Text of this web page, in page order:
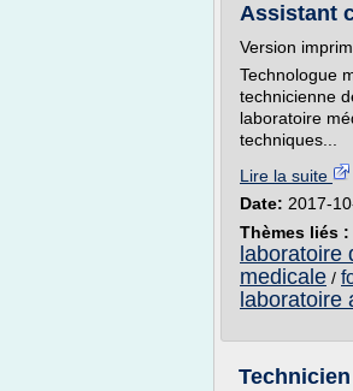
Assistant
Version
Technologue
technicienne
laboratoire
techniques...
Lire la suite
Date: 2017-
Thèmes liés :
laboratoire
medicale /
laboratoire